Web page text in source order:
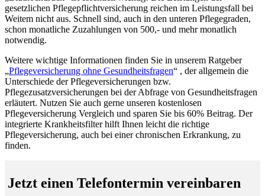
gesetzlichen Pflegepflichtversicherung reichen im Leistungsfall bei
Weitem nicht aus. Schnell sind, auch in den unteren Pflegegraden,
schon monatliche Zuzahlungen von 500,- und mehr monatlich
notwendig.
Weitere wichtige Informationen finden Sie in unserem Ratgeber
„Pflegeversicherung ohne Gesundheitsfragen“ , der allgemein die
Unterschiede der Pflegeversicherungen bzw.
Pflegezusatzversicherungen bei der Abfrage von Gesundheitsfragen
erläutert. Nutzen Sie auch gerne unseren kostenlosen
Pflegeversicherung Vergleich und sparen Sie bis 60% Beitrag. Der
integrierte Krankheitsfilter hilft Ihnen leicht die richtige
Pflegeversicherung, auch bei einer chronischen Erkrankung, zu
finden.
Jetzt einen Telefontermin vereinbaren